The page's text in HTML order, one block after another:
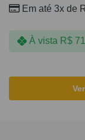
Em até 3x de
À vista R$